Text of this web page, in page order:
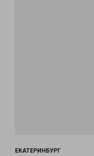
ЕКАТЕРИНБУРГ